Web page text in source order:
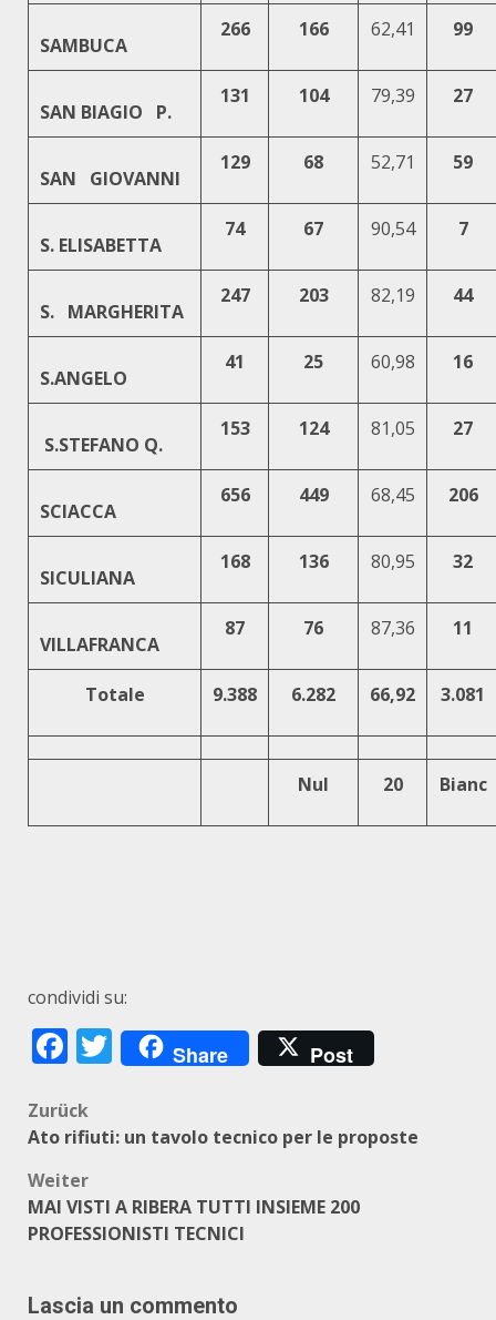
SAMBUCA
266 166 62,41 99
SAN BIAGIO P.
131 104 79,39 27
SAN GIOVANNI
129 68 52,71 59
S. ELISABETTA
74 67 90,54 7
S. MARGHERITA
247 203 82,19 44
S.ANGELO
41 25 60,98 16
S.STEFANO Q.
153 124 81,05 27
SCIACCA
656 449 68,45 206
SICULIANA
168 136 80,95 32
VILLAFRANCA
87 76 87,36 11
Totale 9.388 6.282 66,92 3.081
Nul 20 Bianc
condividi su:
Facebook
Twitter
Share Post
Beitragsnavigation
Zurück
Ato rifiuti: un tavolo tecnico per le proposte
Weiter
MAI VISTI A RIBERA TUTTI INSIEME 200
PROFESSIONISTI TECNICI
Lascia un commento